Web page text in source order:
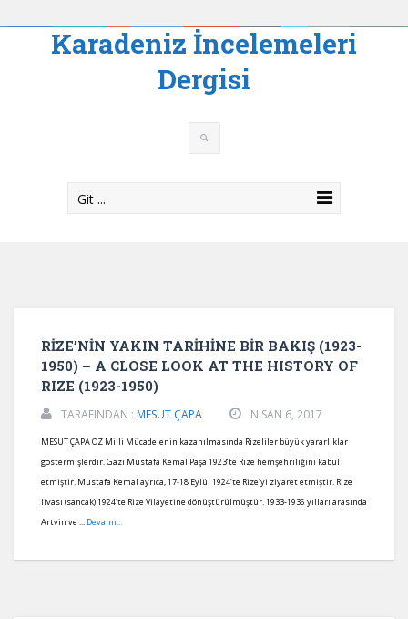
Karadeniz İncelemeleri
Dergisi
Git ...
RİZE’NİN YAKIN TARİHİNE BİR BAKIŞ (1923-
1950) – A CLOSE LOOK AT THE HISTORY OF
RIZE (1923-1950)
TARAFINDAN : MESUT ÇAPA NISAN 6, 2017
MESUT ÇAPA ÖZ Milli Mücadelenin kazanılmasında Rizeliler büyük yararlıklar
göstermişlerdir. Gazi Mustafa Kemal Paşa 1923’te Rize hemşehriliğini kabul
etmiştir. Mustafa Kemal ayrıca, 17-18 Eylül 1924’te Rize’yi ziyaret etmiştir. Rize
livası (sancak) 1924’te Rize Vilayetine dönüştürülmüştür. 1933-1936 yılları arasında
Artvin ve ... Devamı...